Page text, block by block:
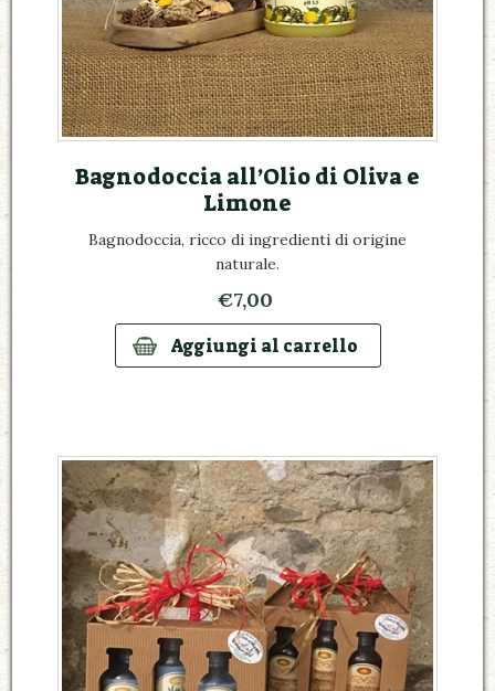
Bagnodoccia all’Olio di Oliva e
Limone
Bagnodoccia, ricco di ingredienti di origine
naturale.
€7,00